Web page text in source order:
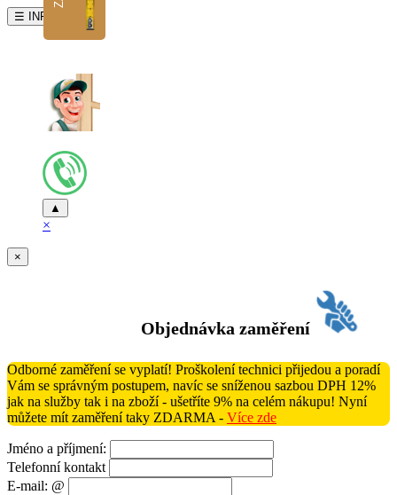
☰ INFO
▲
×
×
Objednávka zaměření
Odborné zaměření se vyplatí! Proškolení technici přijedou a poradí
Vám se správným postupem, navíc se sníženou sazbou DPH 12%
jak na služby tak i na zboží - ušetříte 9% na celém nákupu! Nyní
můžete mít zaměření taky ZDARMA - Více zde
Jméno a příjmení:
Telefonní kontakt
E-mail: @